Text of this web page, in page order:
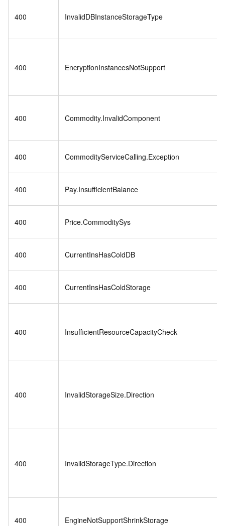
400 InvalidDBInstanceStorageType
400 EncryptionInstancesNotSupport
400 Commodity.InvalidComponent
400 CommodityServiceCalling.Exception
400 Pay.InsufficientBalance
400 Price.CommoditySys
400 CurrentInsHasColdDB
400 CurrentInsHasColdStorage
400 InsufficientResourceCapacityCheck
400 InvalidStorageSize.Direction
400 InvalidStorageType.Direction
400 EngineNotSupportShrinkStorage